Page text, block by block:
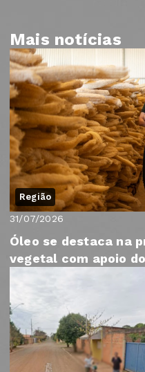
Mais notícias
Região
31/07/2026
Óleo se destaca na
vegetal com apoio